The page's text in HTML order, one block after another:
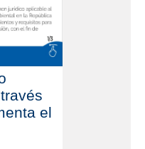
el